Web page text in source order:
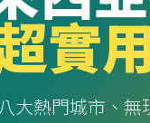
實
大熱門城市、